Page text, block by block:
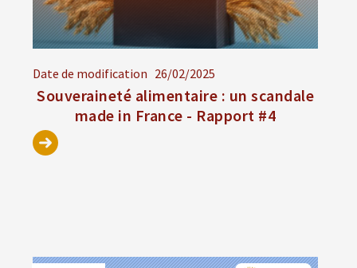
Date de modification 26/02/2025
Souveraineté alimentaire : un scandale
made in France - Rapport #4